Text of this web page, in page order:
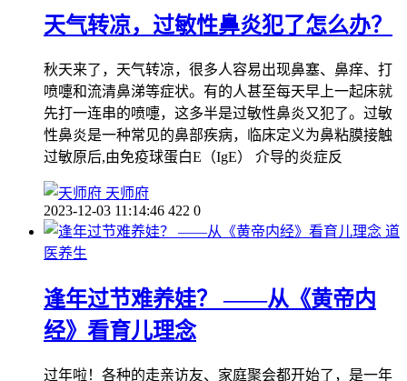
天气转凉，过敏性鼻炎犯了怎么办？
秋天来了，天气转凉，很多人容易出现鼻塞、鼻痒、打
喷嚏和流清鼻涕等症状。有的人甚至每天早上一起床就
先打一连串的喷嚏，这多半是过敏性鼻炎又犯了。过敏
性鼻炎是一种常见的鼻部疾病，临床定义为鼻粘膜接触
过敏原后,由免疫球蛋白E（IgE） 介导的炎症反
天师府
2023-12-03 11:14:46 422 0
道
医养生
逢年过节难养娃？ ——从《黄帝内
经》看育儿理念
过年啦！各种的走亲访友、家庭聚会都开始了，是一年